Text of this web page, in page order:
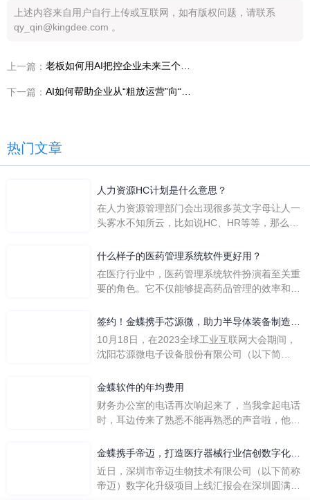
上述内容来自用户自行上传或互联网，如有版权问题，请联系
qy_qin@kingdee.com 。
上一篇：
下一篇：
热门文章
人力资源HC计划是什么意思？
在人力资源管理部门会出现很多英文字母让人一
头雾水不知所云，比如说HC、HR等等，那么它
么呢？
什么样子的医药管理系统软件更好用？
在医疗行业中，医药管理系统软件扮演着至关重
要的角色。它不仅能够提高药品管理的效率和准
一个好用的医药管理系统软件应具备以下特点。
地进行操作。 复杂的
签约！金蝶携手芯源微，助力半导体装备制造领
先企业迈向世界
10月18日，在2023全球工业互联网大会期间，
沈阳芯源微电子设备股份有限公司（以下简
下简称“金蝶”）在辽宁沈阳签署战略合作协议。
营管控平台，从而实现公司产研一体化、业财一
体化，提升公司整体业务水平。
金蝶软件的年均费用
财务办公室的电话再次响起来了，当我拿起电话
时，耳边传来了熟悉不能再熟悉的声音啦，他就
软件过程中遇到任何问题，我都可以获得金蝶服
一年的使用时间已经到了。我们公司用的是金蝶
KIS系列的标准版，一年的服务费是1000元/年。
金蝶携手帝迈，打造医疗器械行业信创数字化标
杆
近日，深圳市帝迈生物技术有限公司（以下简称
帝迈）数字化升级项目上线汇报会在深圳圆满召